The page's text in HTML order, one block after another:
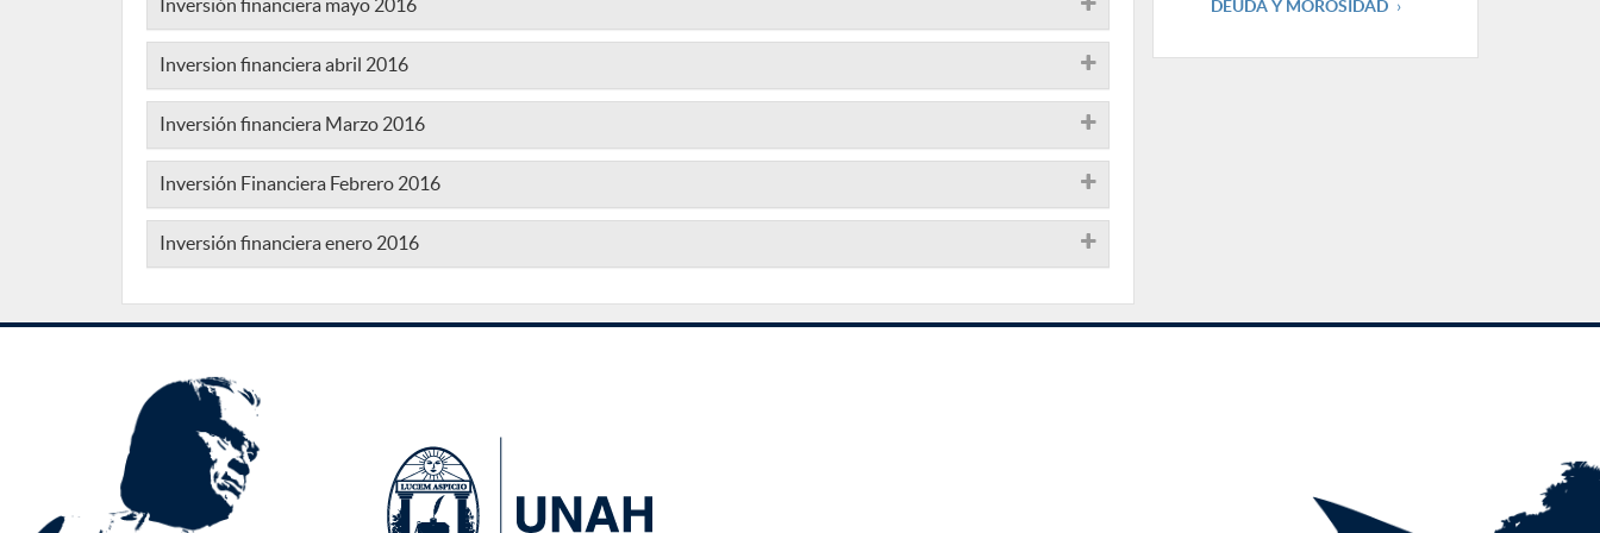
Inversión financiera mayo 2016
Inversion financiera abril 2016
Inversión financiera Marzo 2016
Inversión Financiera Febrero 2016
Inversión financiera enero 2016
DEUDA Y MOROSIDAD